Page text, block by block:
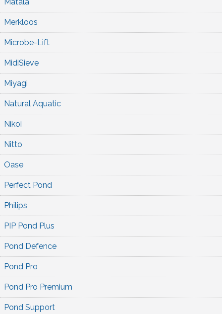
Merkloos
Microbe-Lift
MidiSieve
Miyagi
Natural Aquatic
Nikoi
Nitto
Oase
Perfect Pond
Philips
PIP Pond Plus
Pond Defence
Pond Pro
Pond Pro Premium
Pond Support